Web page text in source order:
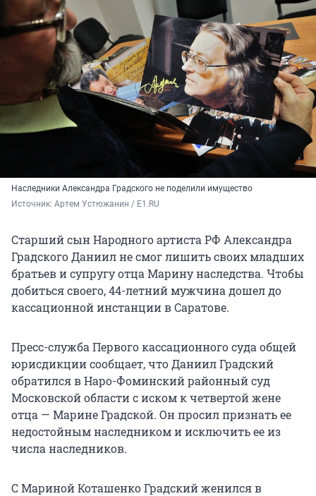
Наследники Александра Градского не поделили имущество
Источник: Артем Устюжанин / E1.RU
Старший сын Народного артиста РФ Александра
Градского Даниил не смог лишить своих младших
братьев и супругу отца Марину наследства. Чтобы
добиться своего, 44-летний мужчина дошел до
кассационной инстанции в Саратове.
Пресс-служба Первого кассационного суда общей
юрисдикции сообщает, что Даниил Градский
обратился в Наро-Фоминский районный суд
Московской области с иском к четвертой жене
отца — Марине Градской. Он просил признать ее
недостойным наследником и исключить ее из
числа наследников.
С Мариной Коташенко Градский женился в